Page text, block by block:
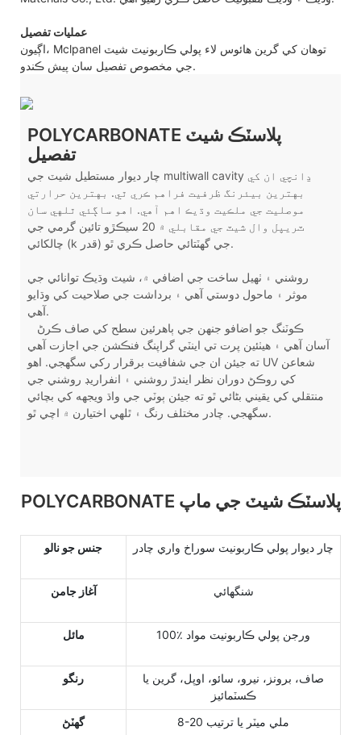
عمليات تفصيل
اڳيون، Mclpanel توهان کي گرين هائوس لاء پولي ڪاربونيٽ شيٽ
جي مخصوص تفصيل سان پيش ڪندو.
POLYCARBONATE پلاسٽڪ شيٽ
تفصيل
چار ديوار مستطيل شيٽ جي multiwall cavity ڍانچي ان کي
بهترين بيئرنگ ظرفيت فراهم ڪري ٿي. بهترين حرارتي
موصليت جي ملڪيت وڌيڪ اهم آهي. اهو ساڳئي ٿلهي سان
ٽريپل وال شيٽ جي مقابلي ۾ 20 سيڪڙو تائين گرمي جي
چالکائي (k قدر) جي گهٽتائي حاصل ڪري ٿو.
روشني ۽ ٺهيل ساخت جي اضافي ۾، شيٽ وڌيڪ توانائي جي
موثر ۽ ماحول دوستي آهي ۽ برداشت جي صلاحيت کي وڌايو
آهي.
آسان آهي ۽ هيٺئين پرت تي اينٽي گراپنگ فنڪشن جي اجازت آهي
ته جيئن ان جي شفافيت برقرار رکي سگهجي. اهو UV شعاعن
کي روڪڻ دوران نظر ايندڙ روشني ۽ انفراريڊ روشني جي
منتقلي کي يقيني بڻائي ٿو ته جيئن ٻوٽي جي واڌ ويجهه کي بچائي
سگهجي. چادر مختلف رنگ ۽ ٿلهي اختيارن ۾ اچي ٿو.
POLYCARBONATE پلاسٽڪ شيٽ جي ماپ
جنس جو نالو چار ديوار پولي ڪاربونيٽ سوراخ واري چادر
آغاز جامن شنگھائي
مائل 100٪ ورجن پولي ڪاربونيٽ مواد
رنگو
صاف، برونز، نيرو، سائو، اوپل، گرين يا
ڪسٽمائيز
گھٽڻ
8-20 ملي ميٽر يا ترتيب